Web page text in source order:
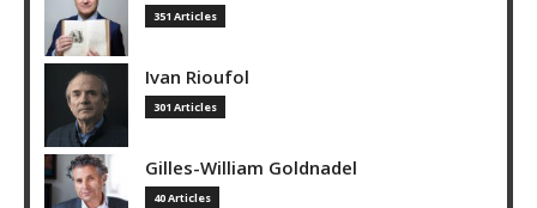
351 Articles
Ivan Rioufol
301 Articles
Gilles-William Goldnadel
40 Articles